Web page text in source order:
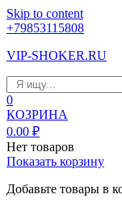
Skip to content
+79853115808
VIP-SHOKER.RU
0
КОЗРИНА
0.00 ₽
Нет товаров
Показать корзину
Добавьте товары в